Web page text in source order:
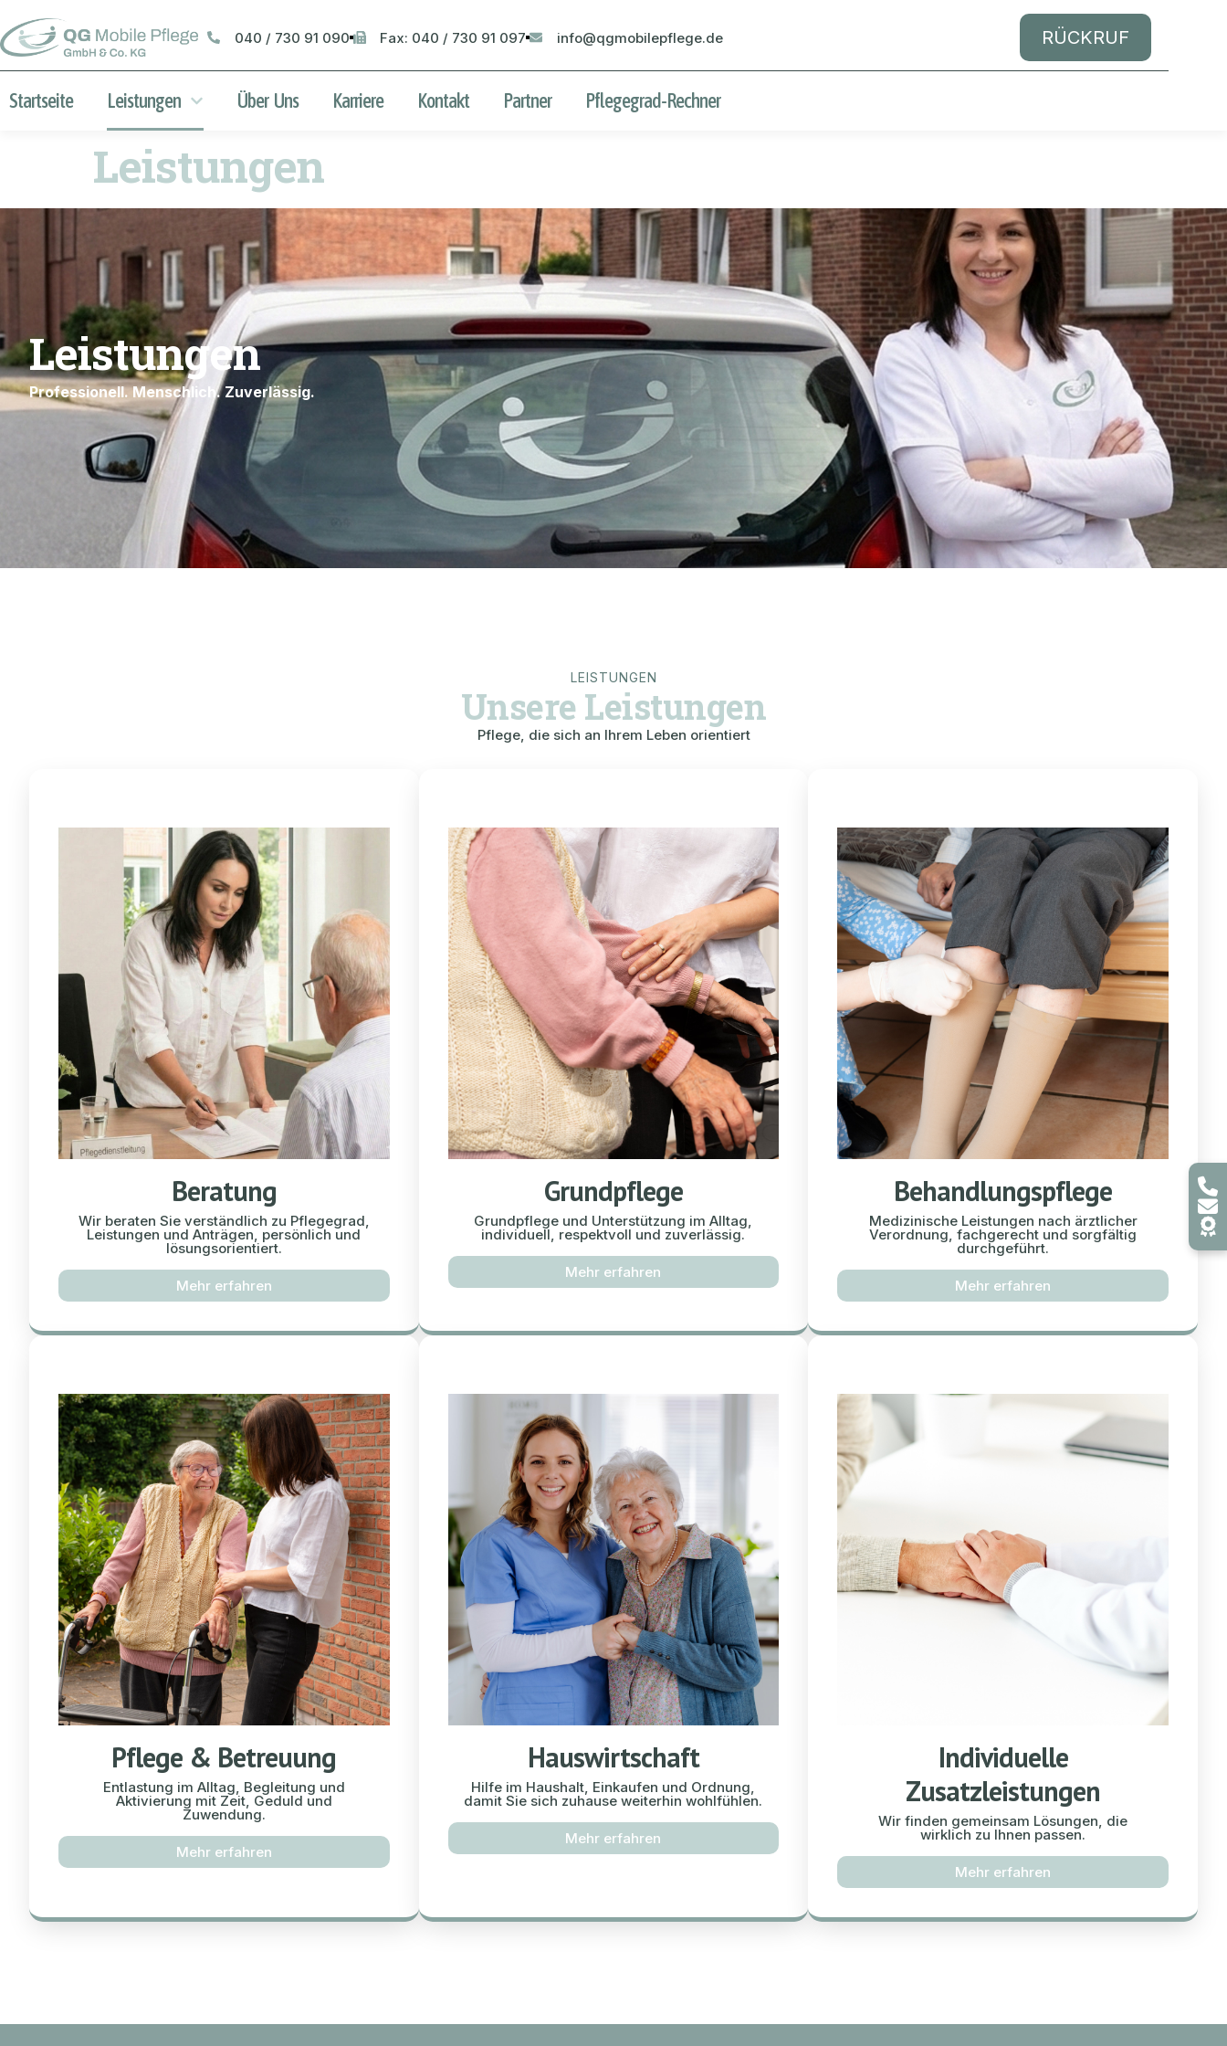
040 / 730 91 090 Fax: 040 / 730 91 097 info@qgmobilepflege.de RÜCKRUF
Startseite Leistungen Über Uns Karriere Kontakt Partner Pflegegrad-Rechner
Leistungen
Leistungen
Professionell. Menschlich. Zuverlässig.
LEISTUNGEN
Unsere Leistungen
Pflege, die sich an Ihrem Leben orientiert
Beratung
Wir beraten Sie verständlich zu Pflegegrad,
Leistungen und Anträgen, persönlich und
lösungsorientiert.
Mehr erfahren
Grundpflege
Grundpflege und Unterstützung im Alltag,
individuell, respektvoll und zuverlässig.
Mehr erfahren
Behandlungspflege
Medizinische Leistungen nach ärztlicher
Verordnung, fachgerecht und sorgfältig
durchgeführt.
Mehr erfahren
Pflege & Betreuung
Entlastung im Alltag, Begleitung und
Aktivierung mit Zeit, Geduld und
Zuwendung.
Mehr erfahren
Hauswirtschaft
Hilfe im Haushalt, Einkaufen und Ordnung,
damit Sie sich zuhause weiterhin wohlfühlen.
Mehr erfahren
Individuelle
Zusatzleistungen
Wir finden gemeinsam Lösungen, die
wirklich zu Ihnen passen.
Mehr erfahren